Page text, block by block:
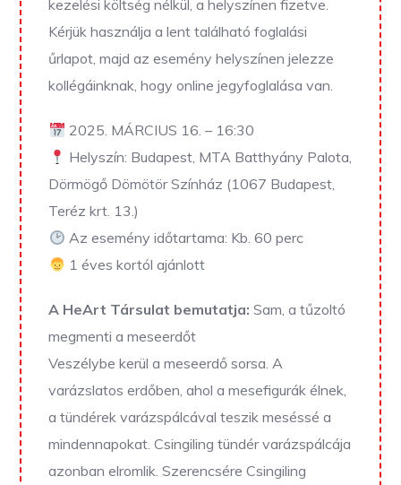
kezelési költség nélkül, a helyszínen fizetve.
Kérjük használja a lent található foglalási
űrlapot, majd az esemény helyszínen jelezze
kollégáinknak, hogy online jegyfoglalása van.
2025. MÁRCIUS 16. – 16:30
Helyszín: Budapest, MTA Batthyány Palota,
Dörmögő Dömötör Színház (1067 Budapest,
Teréz krt. 13.)
Az esemény időtartama: Kb. 60 perc
1 éves kortól ajánlott
A HeArt Társulat bemutatja:Sam, a tűzoltó
megmenti a meseerdőt
Veszélybe kerül a meseerdő sorsa. A
varázslatos erdőben, ahol a mesefigurák élnek,
a tündérek varázspálcával teszik meséssé a
mindennapokat. Csingiling tündér varázspálcája
azonban elromlik. Szerencsére Csingiling